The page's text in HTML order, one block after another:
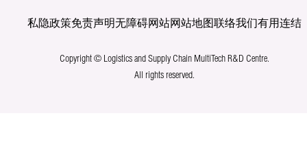
私隐政策免责声明无障碍网站网站地图联络我们有用连结
Copyright © Logistics and Supply Chain MultiTech R&D Centre.
All rights reserved.